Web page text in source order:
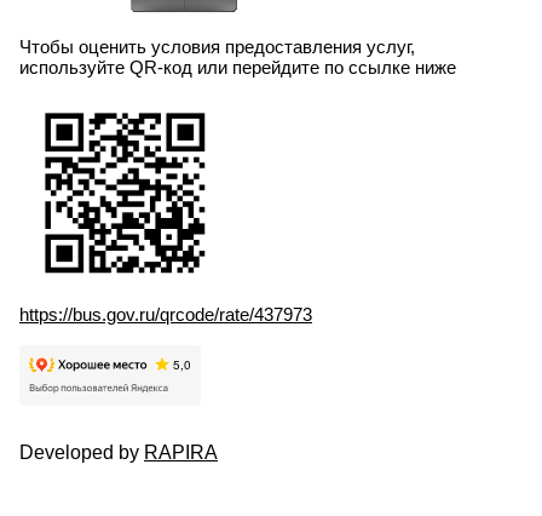
Чтобы оценить условия предоставления услуг,
используйте QR-код или перейдите по ссылке ниже
https://bus.gov.ru/qrcode/rate/437973
Developed by RAPIRA